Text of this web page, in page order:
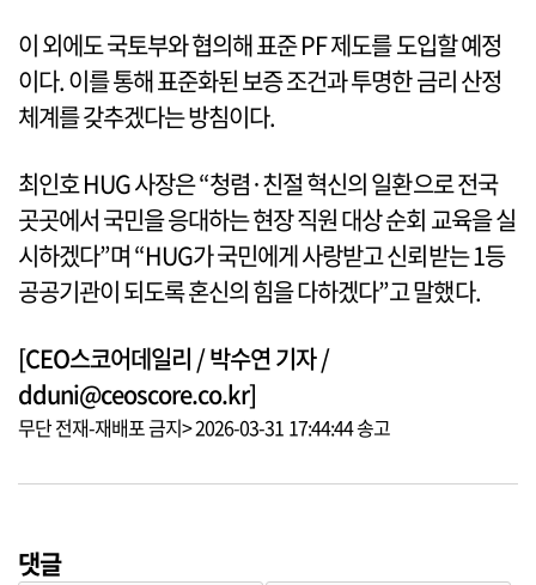
이 외에도 국토부와 협의해 표준 PF 제도를 도입할 예정
이다. 이를 통해 표준화된 보증 조건과 투명한 금리 산정
체계를 갖추겠다는 방침이다.
최인호 HUG 사장은 “청렴·친절 혁신의 일환으로 전국
곳곳에서 국민을 응대하는 현장 직원 대상 순회 교육을 실
시하겠다”며 “HUG가 국민에게 사랑받고 신뢰받는 1등
공공기관이 되도록 혼신의 힘을 다하겠다”고 말했다.
[CEO스코어데일리 / 박수연 기자 /
dduni@ceoscore.co.kr]
무단 전재-재배포 금지> 2026-03-31 17:44:44 송고
댓글